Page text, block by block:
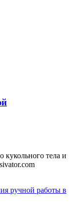
кукольного тела и